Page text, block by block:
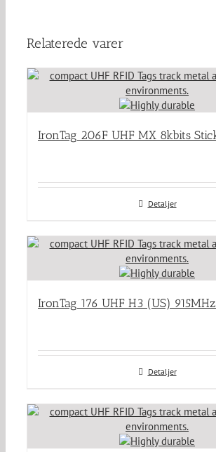
Relaterede varer
IronTag 206F UHF MX 8kbits
Detaljer
IronTag 176 UHF H3 (US)
Detaljer